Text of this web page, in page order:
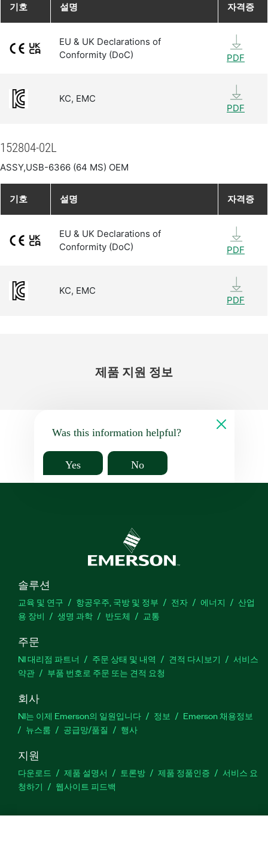
기호 설명 자격증
EU & UK Declarations of
Conformity (DoC)
PDF
KC, EMC
PDF
152804-02L
ASSY,USB-6366 (64 MS) OEM
기호 설명 자격증
EU & UK Declarations of
Conformity (DoC)
PDF
KC, EMC
PDF
제품 지원 정보
Was this information helpful?
Yes No
솔루션
교육 및 연구 항공우주, 국방 및 정부 전자 에너지
산업
용 장비
생명 과학 반도체 교통
주문
NI 대리점 파트너 주문 상태 및 내역 견적 다시보기
서비스
약관
부품 번호로 주문 또는 견적 요청
회사
NI는 이제 Emerson의 일원입니다 정보
Emerson 채용정보
뉴스룸
공급망/품질 행사
지원
다운로드 제품 설명서 토론방 제품 정품인증
서비스 요
청하기
웹사이트 피드백